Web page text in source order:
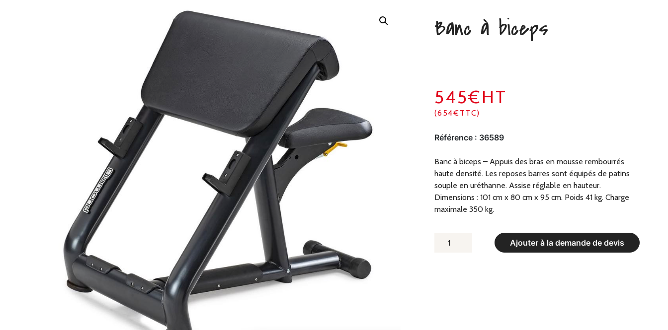
Banc à biceps
545€HT
(654€TTC)
Référence : 36589
Banc à biceps – Appuis des bras en mousse rembourrés
haute densité. Les reposes barres sont équipés de patins
souple en uréthanne. Assise réglable en hauteur.
Dimensions : 101 cm x 80 cm x 95 cm. Poids 41 kg. Charge
maximale 350 kg.
Ajouter à la demande de devis
QUANTITÉ